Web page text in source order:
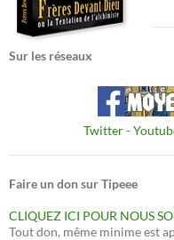
Sur les réseaux
Twitter-
Faire un don sur Tipeee
CLIQUEZ ICI POUR NOUS
Tout don, même minime est